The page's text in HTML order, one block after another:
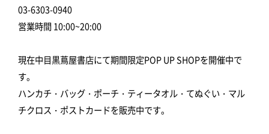
03-6303-0940
営業時間 10:00~20:00
現在中目黒蔦屋書店にて期間限定POP UP SHOPを開催中で
す。
ハンカチ・バッグ・ポーチ・ティータオル・てぬぐい・マル
チクロス・ポストカードを販売中です。